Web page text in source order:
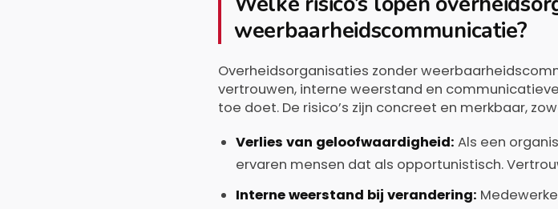
weerbaarheidscommunicatie?
Overheidsorganisaties zonder
vertrouwen, interne weerstand en
toe doet. De risico’s zijn concreet en merkbaar,
Verlies van geloofwaardigheid: Als een
ervaren mensen dat als opportunistisch.
Interne weerstand bij verandering: